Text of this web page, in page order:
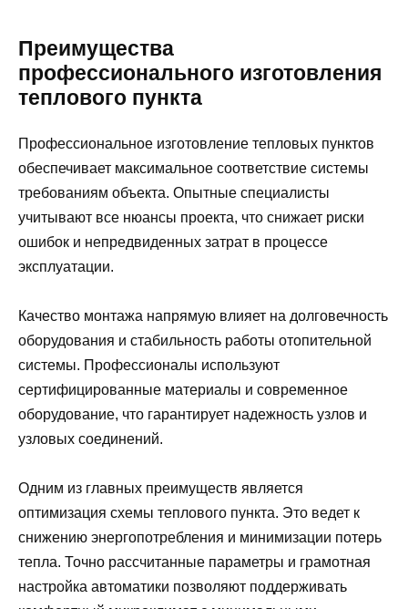
Преимущества
профессионального изготовления
теплового пункта
Профессиональное изготовление тепловых пунктов
обеспечивает максимальное соответствие системы
требованиям объекта. Опытные специалисты
учитывают все нюансы проекта, что снижает риски
ошибок и непредвиденных затрат в процессе
эксплуатации.
Качество монтажа напрямую влияет на долговечность
оборудования и стабильность работы отопительной
системы. Профессионалы используют
сертифицированные материалы и современное
оборудование, что гарантирует надежность узлов и
узловых соединений.
Одним из главных преимуществ является
оптимизация схемы теплового пункта. Это ведет к
снижению энергопотребления и минимизации потерь
тепла. Точно рассчитанные параметры и грамотная
настройка автоматики позволяют поддерживать